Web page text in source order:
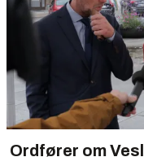
Ordfører om